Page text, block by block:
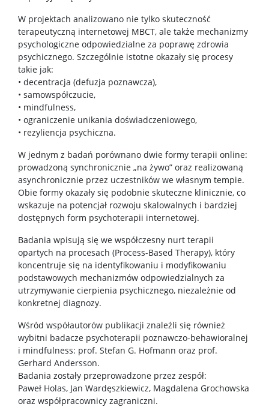
Wydarzenia naukowe
Kategoria naukowa A+
WYNAJEM PRZESTRZENI
DLA MEDIÓW
Aktualności wydziałowe
Inicjatywy
Władze Wydziału
Kontakt dla mediów
Sprostowania
W projektach analizowano nie tylko skuteczność
terapeutyczną internetowej MBCT, ale także mechanizmy
psychologiczne odpowiedzialne za poprawę zdrowia
psychicznego. Szczególnie istotne okazały się procesy
takie jak:
• decentracja (defuzja poznawcza),
• samowspółczucie,
• mindfulness,
• ograniczenie unikania doświadczeniowego,
• rezyliencja psychiczna.
W jednym z badań porównano dwie formy terapii online:
prowadzoną synchronicznie „na żywo” oraz realizowaną
asynchronicznie przez uczestników we własnym tempie.
Obie formy okazały się podobnie skuteczne klinicznie, co
wskazuje na potencjał rozwoju skalowalnych i bardziej
dostępnych form psychoterapii internetowej.
Badania wpisują się we współczesny nurt terapii
opartych na procesach (Process-Based Therapy), który
koncentruje się na identyfikowaniu i modyfikowaniu
podstawowych mechanizmów odpowiedzialnych za
utrzymywanie cierpienia psychicznego, niezależnie od
konkretnej diagnozy.
Wśród współautorów publikacji znaleźli się również
wybitni badacze psychoterapii poznawczo-behawioralnej
i mindfulness: prof. Stefan G. Hofmann oraz prof.
Gerhard Andersson.
Badania zostały przeprowadzone przez zespół:
Paweł Holas, Jan Wardęszkiewicz, Magdalena Grochowska
oraz współpracownicy zagraniczni.